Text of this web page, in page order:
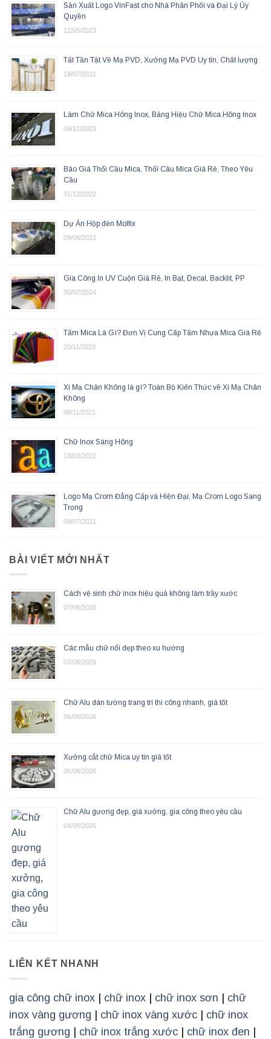
Sản Xuất Logo VinFast cho Nhà Phân Phối và Đại Lý Ủy
Quyền
12/05/2023
Tất Tần Tật Về Mạ PVD, Xưởng Mạ PVD Uy tín, Chất lượng
18/07/2021
Làm Chữ Mica Hông Inox, Bảng Hiệu Chữ Mica Hông Inox
09/12/2023
Báo Giá Thổi Cầu Mica, Thổi Cầu Mica Giá Rẻ, Theo Yêu
Cầu
31/12/2022
Dự Án Hộp đèn Molfix
09/06/2022
Gia Công In UV Cuộn Giá Rẻ, In Bạt, Decal, Backlit, PP
30/07/2024
Tấm Mica Là Gì? Đơn Vị Cung Cấp Tấm Nhựa Mica Giá Rẻ
20/11/2023
Xi Mạ Chân Không là gì? Toàn Bộ Kiến Thức về Xi Mạ Chân
Không
08/11/2021
Chữ Inox Sáng Hông
13/03/2022
Logo Mạ Crom Đẳng Cấp và Hiện Đại, Mạ Crom Logo Sang
Trọng
09/07/2021
BÀI VIẾT MỚI NHẤT
Cách vệ sinh chữ inox hiệu quả không làm trầy xước
07/08/2026
Các mẫu chữ nổi đẹp theo xu hướng
07/08/2026
Chữ Alu dán tường trang trí thi công nhanh, giá tốt
06/08/2026
Xưởng cắt chữ Mica uy tín giá tốt
06/08/2026
Chữ Alu gương đẹp, giá xưởng, gia công theo yêu cầu
04/08/2026
LIÊN KẾT NHANH
gia công chữ inox | chữ inox | chữ inox sơn | chữ
inox vàng gương | chữ inox vàng xước | chữ inox
trắng gương | chữ inox trắng xước | chữ inox đen |